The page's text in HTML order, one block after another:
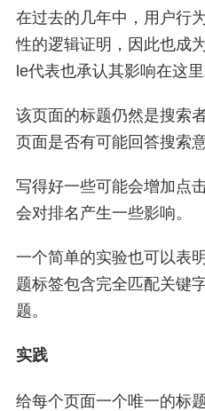
在过去的几年中，用户行
性的逻辑证明，因此也成
le代表也承认其影响在这里
该页面的标题仍然是搜索
页面是否有可能回答搜索
写得好一些可能会增加点
会对排名产生一些影响。
一个简单的实验也可以表
题标签包含完全匹配关键
题。
实践
给每个页面一个唯一的标